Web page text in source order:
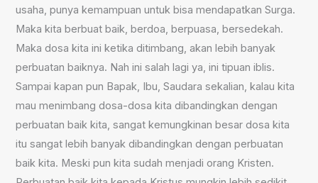
usaha, punya kemampuan untuk bisa mendapatkan Surga.
Maka kita berbuat baik, berdoa, berpuasa, bersedekah.
Maka dosa kita ini ketika ditimbang, akan lebih banyak
perbuatan baiknya. Nah ini salah lagi ya, ini tipuan iblis.
Sampai kapan pun Bapak, Ibu, Saudara sekalian, kalau kita
mau menimbang dosa-dosa kita dibandingkan dengan
perbuatan baik kita, sangat kemungkinan besar dosa kita
itu sangat lebih banyak dibandingkan dengan perbuatan
baik kita. Meski pun kita sudah menjadi orang Kristen.